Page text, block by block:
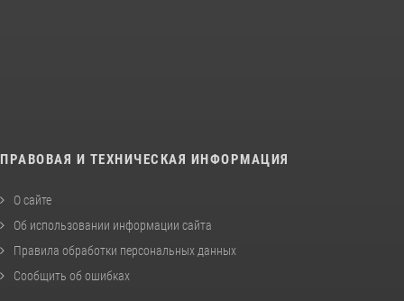
ПРАВОВАЯ И ТЕХНИЧЕСКАЯ ИНФОРМАЦИЯ
О сайте
Об использовании информации сайта
Правила обработки персональных данных
Сообщить об ошибках